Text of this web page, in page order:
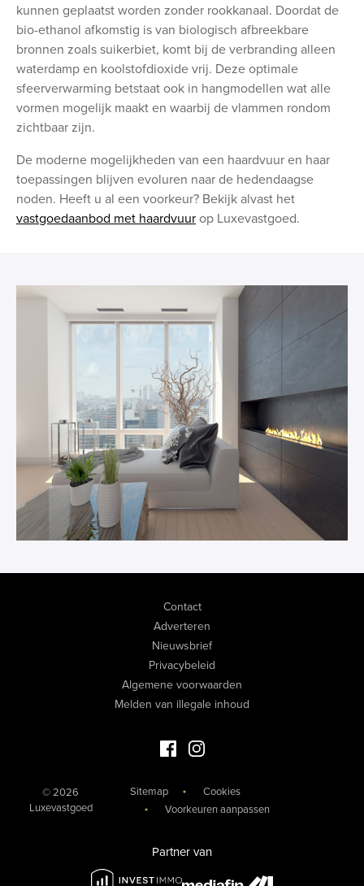
kunnen geplaatst worden zonder rookkanaal. Doordat de
bio-ethanol afkomstig is van biologisch afbreekbare
bronnen zoals suikerbiet, komt bij de verbranding alleen
waterdamp en koolstofdioxide vrij. Deze optimale
sfeerverwarming betstaat ook in hangmodellen wat alle
vormen mogelijk maakt en waarbij de vlammen rondom
zichtbaar zijn.
De moderne mogelijkheden van een haardvuur en haar
toepassingen blijven evoluren naar de hedendaagse
noden. Heeft u al een voorkeur? Bekijk alvast het
vastgoedaanbod met haardvuur op Luxevastgoed.
Contact
Adverteren
Nieuwsbrief
Privacybeleid
Algemene voorwaarden
Melden van illegale inhoud
Facebook Luxevastgoed
Instagram Luxevastgoed
© 2026
Luxevastgoed
Sitemap
Cookies
Voorkeuren aanpassen
Partner van